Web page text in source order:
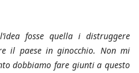
fosse quella i distruggere
il paese in ginocchio. Non mi
dobbiamo fare giunti a questo